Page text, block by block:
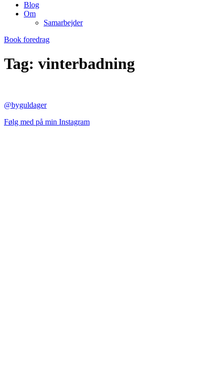
Blog
Om
Samarbejder
Book foredrag
Tag: vinterbadning
@byguldager
Følg med på min Instagram